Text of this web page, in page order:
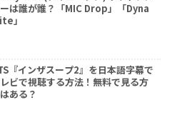
は誰が誰？「MIC Drop」「Dyna
」
『インザスープ2』を日本語字幕で
ビで視聴する方法！無料で見る方
ある？